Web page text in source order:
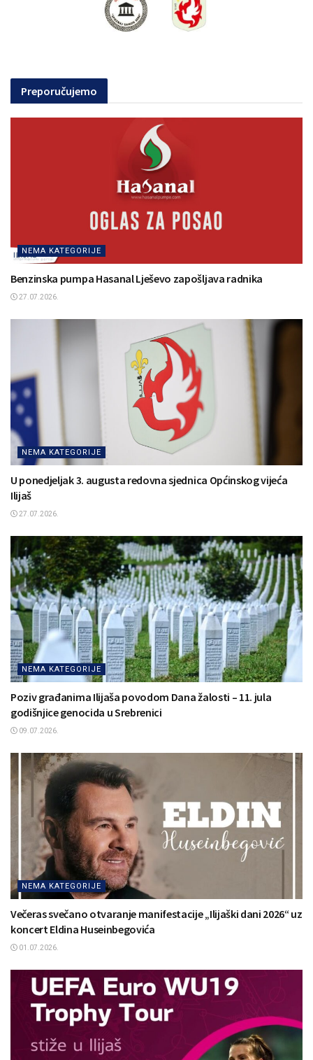
Preporučujemo
NEMA KATEGORIJE
Benzinska pumpa Hasanal Lješevo zapošljava radnika
27.07.2026.
NEMA KATEGORIJE
U ponedjeljak 3. augusta redovna sjednica Općinskog vijeća
Ilijaš
27.07.2026.
NEMA KATEGORIJE
Poziv građanima Ilijaša povodom Dana žalosti – 11. jula
godišnjice genocida u Srebrenici
09.07.2026.
NEMA KATEGORIJE
Večeras svečano otvaranje manifestacije „Ilijaški dani 2026“ uz
koncert Eldina Huseinbegovića
01.07.2026.